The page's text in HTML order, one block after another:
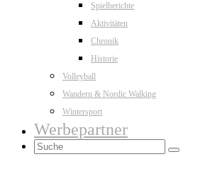
Spielberichte
Aktivitäten
Chronik
Historie
Volleyball
Wandern & Nordic Walking
Wintersport
Werbepartner
Suche